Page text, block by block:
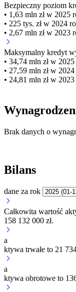
Bezpieczny poziom
• 1,63 mln zł w 2025
• 225 tys. zł w 2024
• 2,67 mln zł w 2023
Maksymalny kredyt
• 34,74 mln zł w
• 27,59 mln zł w
• 24,81 mln zł w
Brak danych o
Bilans
dane za rok
Całkowita wartość
158 132 000 zł.
a
ktywa trwałe to 21
a
ktywa obrotowe to